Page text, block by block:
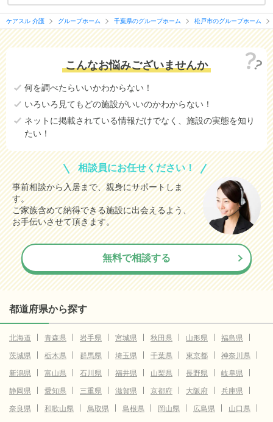
ケアスル 介護 グループホーム 千葉県のグループホーム 松戸市のグループホーム
こんなお悩みございませんか
何を調べたらいいかわからない！
いろいろ見てもどの施設がいいのかわからない！
ネットに掲載されている情報だけでなく、施設の実態を知り
たい！
相談員にお任せください！
事前相談から入居まで、親身にサポートしま
す。
ご家族含めて納得できる施設に出会えるよう、
お手伝いさせて頂きます。
無料で相談する
都道府県から探す
北海道 青森県 岩手県 宮城県 秋田県 山形県
福島県
茨城県
栃木県 群馬県 埼玉県 千葉県 東京都
神奈川県
新潟県
富山県 石川県 福井県 山梨県 長野県
岐阜県
静岡県
愛知県 三重県 滋賀県 京都府 大阪府
兵庫県
奈良県
和歌山県 鳥取県 島根県 岡山県 広島県
山口県